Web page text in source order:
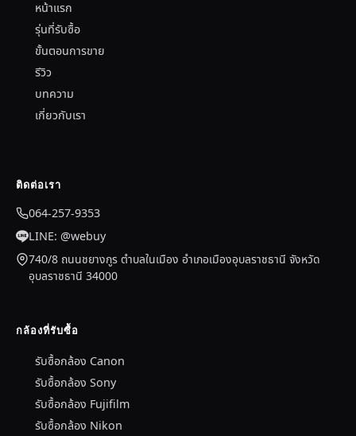
หน้าแรก
รุ่นที่รับซื้อ
ขั้นตอนการขาย
รีวิว
บทความ
เกี่ยวกับเรา
ติดต่อเรา
064-257-9353
LINE: @webuy
740/8 ถนนชยางกูร ตำบลในเมือง อำเภอเมืองอุบลราชธานี จังหวัด
อุบลราชธานี 34000
กล้องที่รับซื้อ
รับซื้อกล้อง Canon
รับซื้อกล้อง Sony
รับซื้อกล้อง Fujifilm
รับซื้อกล้อง Nikon